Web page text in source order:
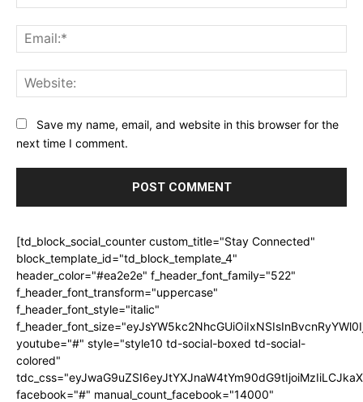
Save my name, email, and website in this browser for the
next time I comment.
[td_block_social_counter custom_title="Stay Connected"
block_template_id="td_block_template_4"
header_color="#ea2e2e" f_header_font_family="522"
f_header_font_transform="uppercase"
f_header_font_style="italic"
youtube="#" style="style10 td-social-boxed td-social-
colored"
facebook="#" manual_count_facebook="14000"